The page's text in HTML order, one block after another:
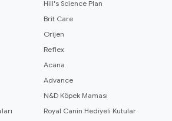
Hill's Science Plan
Brit Care
Orijen
Reflex
Acana
Advance
N&D Köpek Maması
Royal Canin Hediyeli Kutular